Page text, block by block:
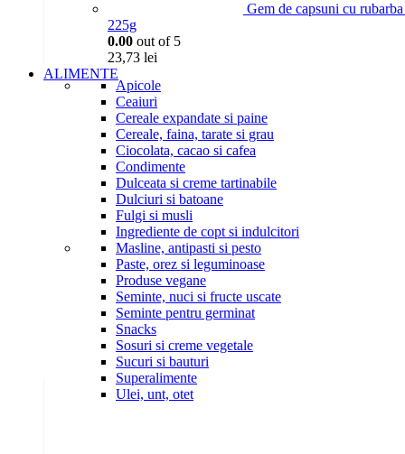
Gem de capsuni cu
225g
0.00 out of 5
23,73 lei
ALIMENTE
Apicole
Ceaiuri
Cereale expandate si paine
Cereale, faina, tarate si grau
Ciocolata, cacao si cafea
Condimente
Dulceata si creme tartinabile
Dulciuri si batoane
Fulgi si musli
Ingrediente de copt si indulcitori
Masline, antipasti si pesto
Paste, orez si leguminoase
Produse vegane
Seminte, nuci si fructe uscate
Seminte pentru germinat
Snacks
Sosuri si creme vegetale
Sucuri si bauturi
Superalimente
Ulei, unt, otet